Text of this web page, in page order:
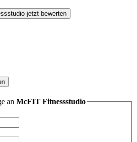
jetzt bewerten
an McFIT Fitnessstudio